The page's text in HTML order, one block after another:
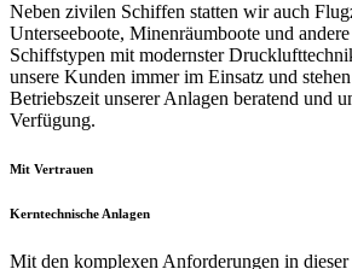
Neben zivilen Schiffen statten wir auch
Unterseeboote, Minenräumboote und
Schiffstypen mit modernster
unsere Kunden immer im Einsatz und
Betriebszeit unserer Anlagen beratend und
Verfügung.
Mit Vertrauen
Kerntechnische Anlagen
Mit den komplexen Anforderungen in